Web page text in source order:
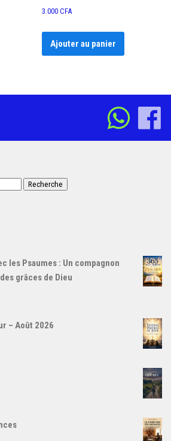
3.000CFA
Ajouter au panier
Recherche
les Psaumes : Un compagnon
grâces de Dieu
– Août 2026